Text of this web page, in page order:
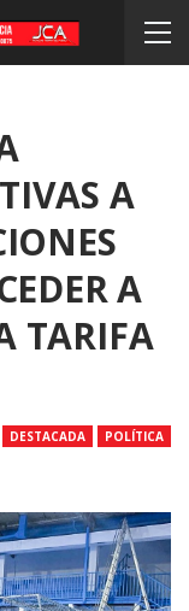
A
A
TARIFA
DESTACADA POLÍTICA